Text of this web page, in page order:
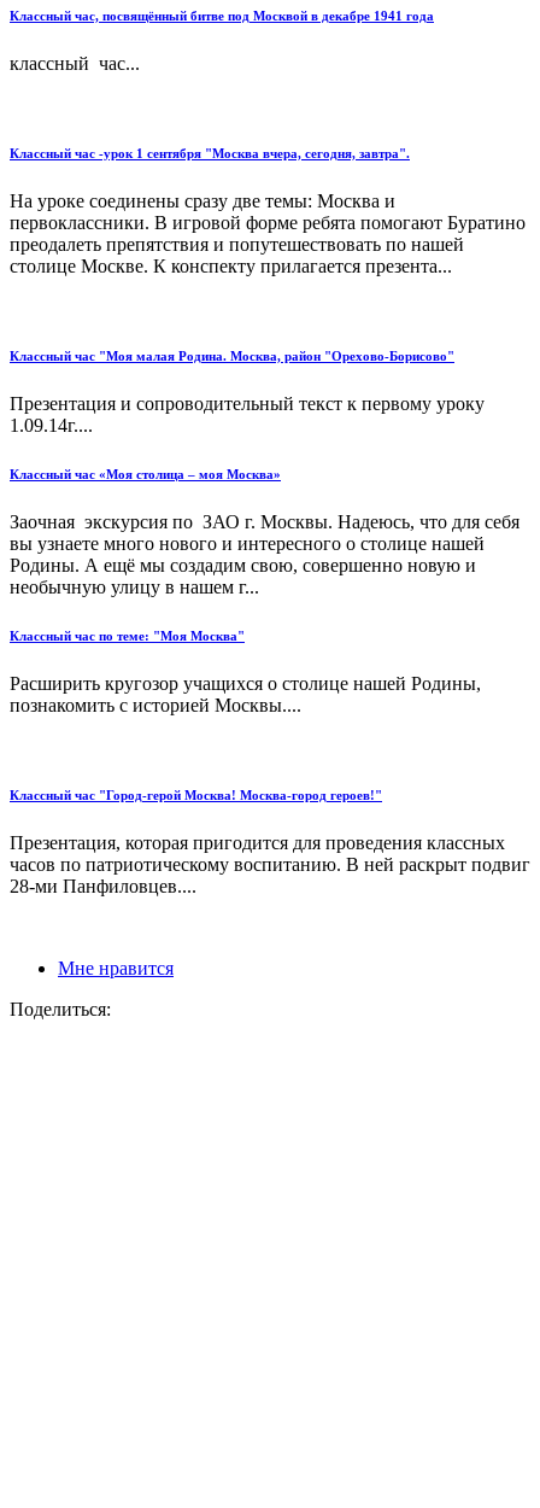
Классный час, посвящённый битве под Москвой в декабре 1941 года
классный час...
Классный час -урок 1 сентября "Москва вчера, сегодня, завтра".
На уроке соединены сразу две темы: Москва и
первоклассники. В игровой форме ребята помогают Буратино
преодалеть препятствия и попутешествовать по нашей
столице Москве. К конспекту прилагается презента...
Классный час "Моя малая Родина. Москва, район "Орехово-Борисово"
Презентация и сопроводительный текст к первому уроку
1.09.14г....
Классный час «Моя столица – моя Москва»
Заочная экскурсия по ЗАО г. Москвы. Надеюсь, что для себя
вы узнаете много нового и интересного о столице нашей
Родины. А ещё мы создадим свою, совершенно новую и
необычную улицу в нашем г...
Классный час по теме: "Моя Москва"
Расширить кругозор учащихся о столице нашей Родины,
познакомить с историей Москвы....
Классный час "Город-герой Москва! Москва-город героев!"
Презентация, которая пригодится для проведения классных
часов по патриотическому воспитанию. В ней раскрыт подвиг
28-ми Панфиловцев....
Мне нравится
Поделиться: